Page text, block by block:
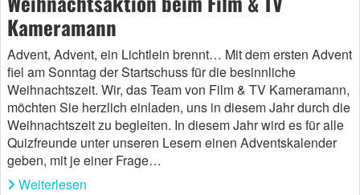
Kameramann
Advent, Advent, ein Lichtlein brennt… Mit dem ersten Advent
fiel am Sonntag der Startschuss für die besinnliche
Weihnachtszeit. Wir, das Team von Film & TV Kameramann,
möchten Sie herzlich einladen, uns in diesem Jahr durch die
Weihnachtszeit zu begleiten. In diesem Jahr wird es für alle
Quizfreunde unter unseren Lesern einen Adventskalender
geben, mit je einer Frage…
Weiterlesen